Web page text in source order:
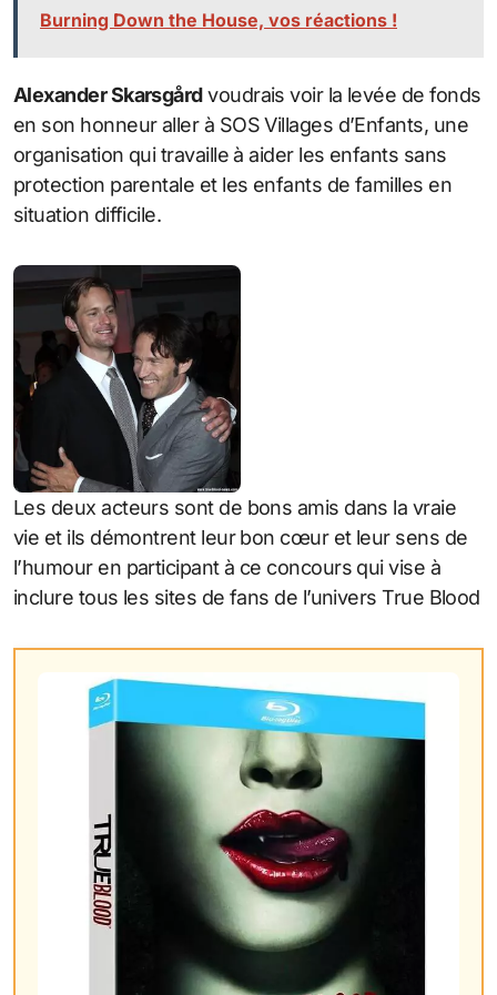
Burning Down the House, vos réactions !
Alexander Skarsgårdvoudrais voir la levée de fonds
en son honneur aller à SOS Villages d’Enfants, une
organisation qui travaille à aider les enfants sans
protection parentale et les enfants de familles en
situation difficile.
Les deux acteurs sont de bons amis dans la vraie
vie et ils démontrent leur bon cœur et leur sens de
l’humour en participant à ce concours qui vise à
inclure tous les sites de fans de l’univers True Blood